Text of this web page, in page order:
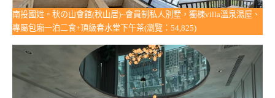
南投國姓。秋の山會館(秋山居)~會員制私人別墅，獨棟villa溫泉湯屋、
專屬包廂一泊二食+頂級春水堂下午茶(瀏覽：54,825)